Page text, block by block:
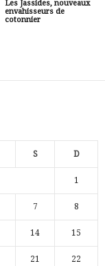
Les Jassides, nouveaux
envahisseurs de
cotonnier
S D
1
7 8
14 15
21 22